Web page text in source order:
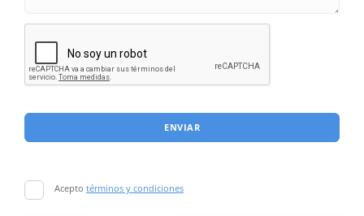
ENVIAR
Acepto términos y condiciones